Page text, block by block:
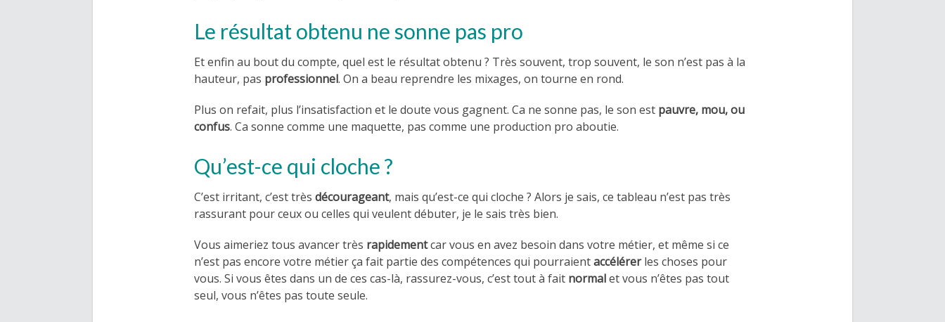
Le résultat obtenu ne sonne pas pro
Et enfin au bout du compte, quel est le résultat obtenu ? Très souvent, trop souvent, le son n’est pas à la
hauteur, pas professionnel. On a beau reprendre les mixages, on tourne en rond.
Plus on refait, plus l’insatisfaction et le doute vous gagnent. Ca ne sonne pas, le son est pauvre, mou, ou
confus. Ca sonne comme une maquette, pas comme une production pro aboutie.
Qu’est-ce qui cloche ?
C’est irritant, c’est très décourageant, mais qu’est-ce qui cloche ? Alors je sais, ce tableau n’est pas très
rassurant pour ceux ou celles qui veulent débuter, je le sais très bien.
Vous aimeriez tous avancer très rapidementcar vous en avez besoin dans votre métier, et même si ce
n’est pas encore votre métier ça fait partie des compétences qui pourraientaccélérerles choses pour
vous. Si vous êtes dans un de ces cas-là, rassurez-vous, c’est tout à fait normalet vous n’êtes pas tout
seul, vous n’êtes pas toute seule.